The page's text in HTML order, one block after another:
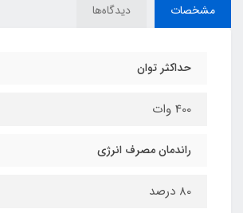
مشخصات دیدگاه‌ها
حداکثر توان
400 وات
راندمان مصرف انرژی
80 درصد